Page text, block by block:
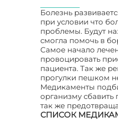
Болезнь
при условии что
проблемы. Будут
смогла помочь в
Самое начало
провоцировать
пациента. Так же
прогулки пешком
Медикаменты
организму
так же
СПИСОК